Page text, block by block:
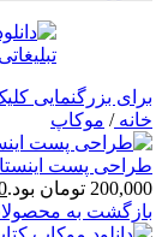
برای بزرگنمایی
خانه/ موکاپ
طراحی پست
200,000 تومان بود.
بازگشت به